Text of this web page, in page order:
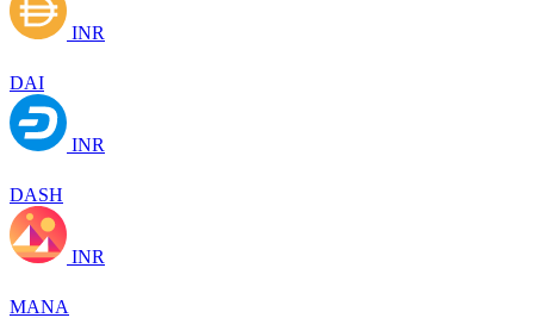
INR
DAI
INR
DASH
INR
MANA